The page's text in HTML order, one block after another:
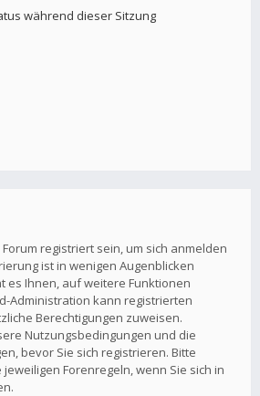
während dieser Sitzung
registriert sein, um sich anmelden
ist in wenigen Augenblicken
es Ihnen, auf weitere Funktionen
Administration kann registrierten
Berechtigungen zuweisen.
Nutzungsbedingungen und die
bevor Sie sich registrieren. Bitte
Forenregeln, wenn Sie sich in